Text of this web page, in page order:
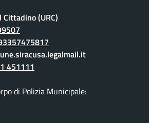
(URC)
451111
di Polizia Municipale: